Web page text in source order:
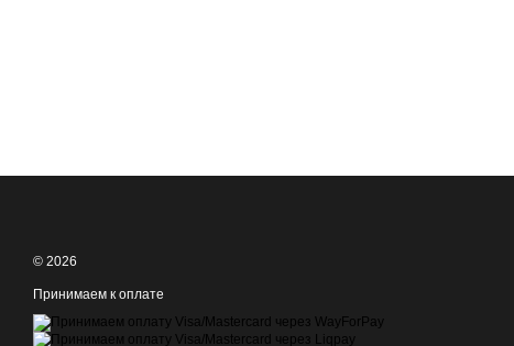
© 2026
Принимаем к оплате